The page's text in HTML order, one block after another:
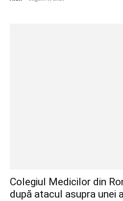
Colegiul Medicilor din
după atacul asupra unei